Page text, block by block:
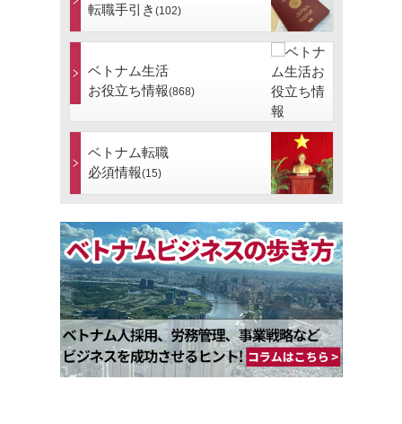
転職手引き (102)
ベトナム生活
お役立ち情報(868)
ベトナム転職
必須情報(15)